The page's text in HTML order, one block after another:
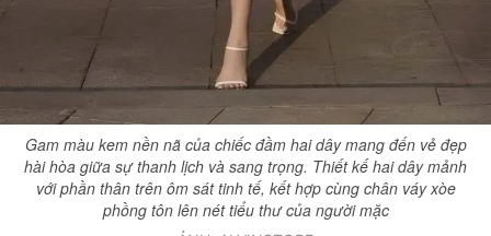
Gam màu kem nền nã của chiếc đầm hai dây mang đến vẻ đẹp
hài hòa giữa sự thanh lịch và sang trọng. Thiết kế hai dây mảnh
với phần thân trên ôm sát tinh tế, kết hợp cùng chân váy xòe
phồng tôn lên nét tiểu thư của người mặc